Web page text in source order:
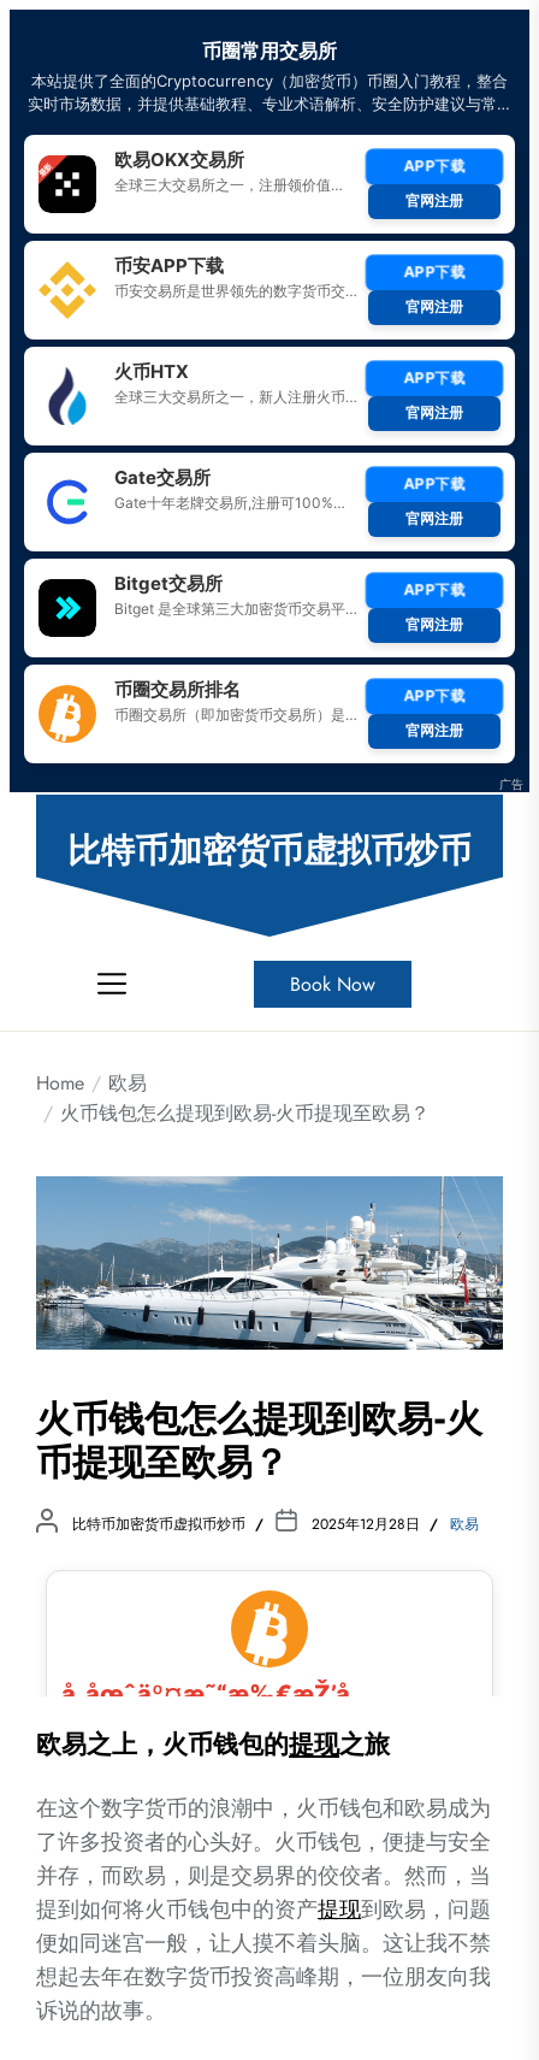
比特币加密货币虚拟币炒币
Book Now
Home
欧易
火币钱包怎么提现到欧易-火币提现至欧易？
火币钱包怎么提现到欧易-火
币提现至欧易？
比特币加密货币虚拟币炒币 2025年12月28日 欧易
欧易之上，火币钱包的提现之旅
在这个数字货币的浪潮中，火币钱包和欧易成为
了许多投资者的心头好。火币钱包，便捷与安全
并存，而欧易，则是交易界的佼佼者。然而，当
提到如何将火币钱包中的资产提现到欧易，问题
便如同迷宫一般，让人摸不着头脑。这让我不禁
想起去年在数字货币投资高峰期，一位朋友向我
诉说的故事。